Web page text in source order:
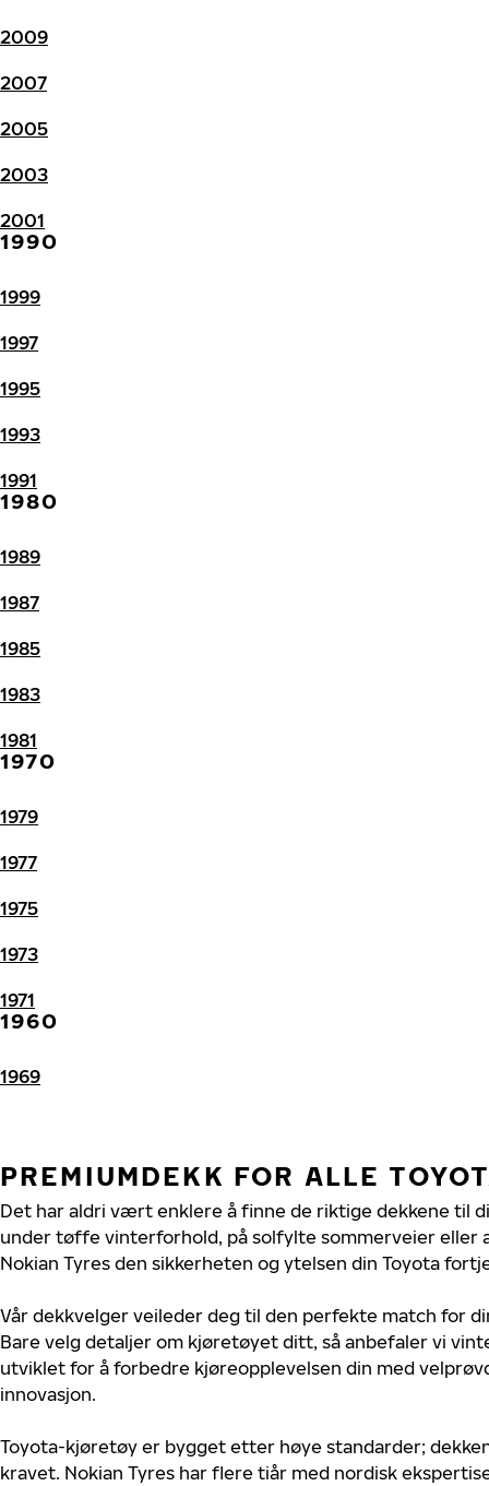
2009
2007
2005
2003
2001
1990
1999
1997
1995
1993
1991
1980
1989
1987
1985
1983
1981
1970
1979
1977
1975
1973
1971
1960
1969
PREMIUMDEKK FOR ALLE
Det har aldri vært enklere å finne de riktige dekkene til
under tøffe vinterforhold, på solfylte sommerveier eller
Nokian Tyres den sikkerheten og ytelsen din Toyota
Vår dekkvelger veileder deg til den perfekte match for
Bare velg detaljer om kjøretøyet ditt, så anbefaler vi
utviklet for å forbedre kjøreopplevelsen din med
innovasjon.
Toyota-kjøretøy er bygget etter høye standarder;
kravet. Nokian Tyres har flere tiår med nordisk